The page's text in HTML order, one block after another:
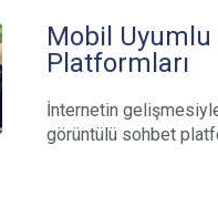
Mobil Uyumlu
Platformları
İnternetin
görüntülü sohbet